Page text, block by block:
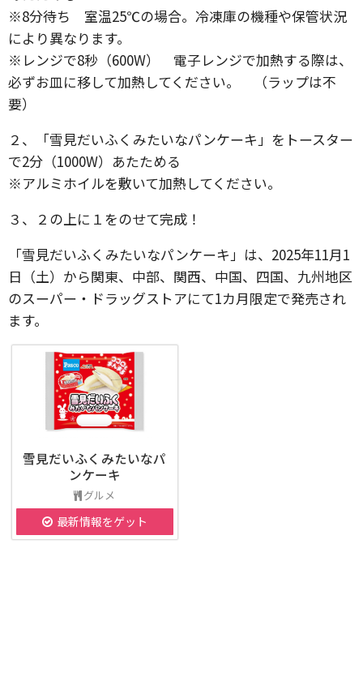
※8分待ち 室温25℃の場合。冷凍庫の機種や保管状況
により異なります。
※レンジで8秒（600W） 電子レンジで加熱する際は、
必ずお皿に移して加熱してください。 （ラップは不
要）
２、「雪見だいふくみたいなパンケーキ」をトースター
で2分（1000W）あたためる
※アルミホイルを敷いて加熱してください。
３、２の上に１をのせて完成！
「雪見だいふくみたいなパンケーキ」は、2025年11月1
日（土）から関東、中部、関西、中国、四国、九州地区
のスーパー・ドラッグストアにて1カ月限定で発売され
ます。
雪見だいふくみたいなパ
ンケーキ
グルメ
最新情報をゲット